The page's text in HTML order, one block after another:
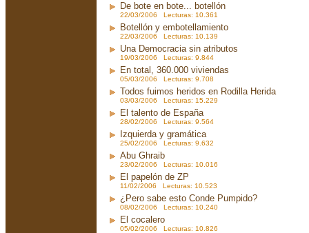
De bote en bote... botellón
22/03/2006 Lecturas: 10.361
Botellón y embotellamiento
22/03/2006 Lecturas: 10.139
Una Democracia sin atributos
19/03/2006 Lecturas: 9.844
En total, 360.000 viviendas
05/03/2006 Lecturas: 9.708
Todos fuimos heridos en Rodilla Herida
03/03/2006 Lecturas: 15.229
El talento de España
28/02/2006 Lecturas: 9.564
Izquierda y gramática
25/02/2006 Lecturas: 9.632
Abu Ghraib
23/02/2006 Lecturas: 10.016
El papelón de ZP
11/02/2006 Lecturas: 10.523
¿Pero sabe esto Conde Pumpido?
08/02/2006 Lecturas: 10.240
El cocalero
05/02/2006 Lecturas: 10.826